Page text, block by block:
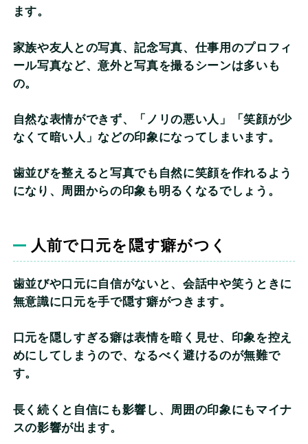
ます。
家族や友人との写真、記念写真、仕事用のプロフィ
ール写真など、意外と写真を撮るシーンは多いも
の。
自然な表情ができず、「ノリの悪い人」「笑顔が少
なくて暗い人」などの印象になってしまいます。
歯並びを整えると写真でも自然に笑顔を作れるよう
になり、周囲からの印象も明るくなるでしょう。
人前で口元を隠す癖がつく
歯並びや口元に自信がないと、会話中や笑うときに
無意識に口元を手で隠す癖がつきます。
口元を隠しすぎる癖は表情を暗く見せ、印象を控え
めにしてしまうので、なるべく避けるのが無難で
す。
長く続くと自信にも影響し、周囲の印象にもマイナ
スの影響が出ます。